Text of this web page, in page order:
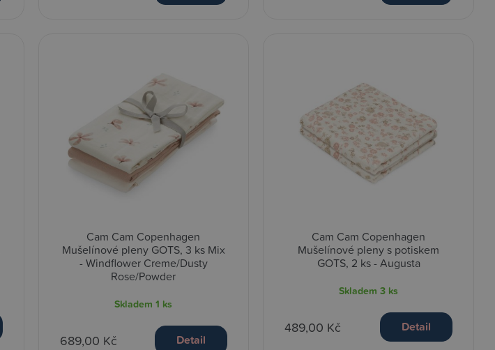
Cam Cam Copenhagen
Mušelínové pleny GOTS, 3 ks Mix
- Windflower Creme/Dusty
Rose/Powder
Skladem1 ks
689,00 Kč Detail
Cam Cam Copenhagen
Mušelínové pleny s potiskem
GOTS, 2 ks - Augusta
Skladem3 ks
489,00 Kč Detail